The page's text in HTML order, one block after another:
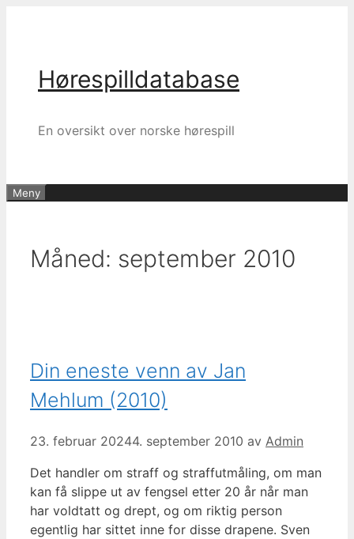
Hørespilldatabase
En oversikt over norske hørespill
Meny
Måned: september 2010
Din eneste venn av Jan
Mehlum (2010)
23. februar 20244. september 2010 av Admin
Det handler om straff og straffutmåling, om man
kan få slippe ut av fengsel etter 20 år når man
har voldtatt og drept, og om riktig person
egentlig har sittet inne for disse drapene. Sven